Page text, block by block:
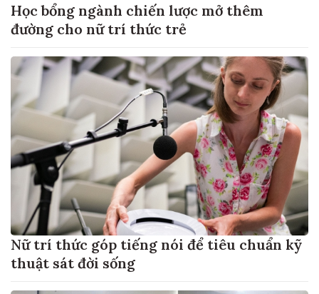
Học bổng ngành chiến lược mở thêm
đường cho nữ trí thức trẻ
Nữ trí thức góp tiếng nói để tiêu chuẩn kỹ
thuật sát đời sống